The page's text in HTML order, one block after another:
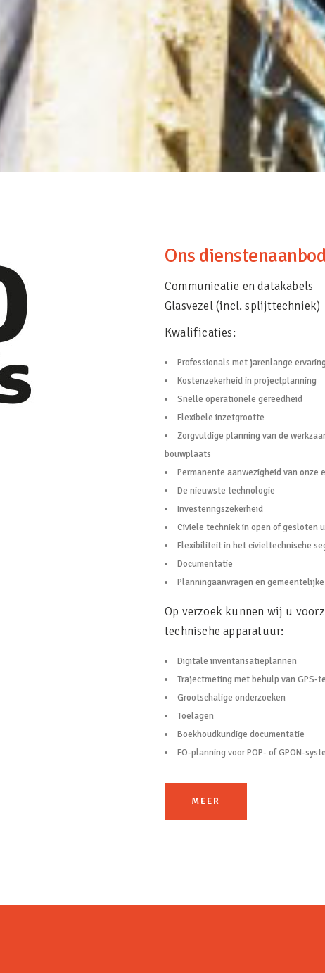
Ons
Communicatie en datakabels
Glasvezel (incl. splijttechniek)
Kwalificaties:
Professionals met jarenlange
Kostenzekerheid in projectplanning
Snelle operationele gereedheid
Flexibele inzetgrootte
Zorgvuldige planning van de
bouwplaats
Permanente aanwezigheid van onze
De nieuwste technologie
Investeringszekerheid
Civiele techniek in open of gesloten
Flexibiliteit in het civieltechnische
Documentatie
Planningaanvragen en
Op verzoek kunnen wij u
technische apparatuur:
Digitale inventarisatieplannen
Trajectmeting met behulp van GPS-
Grootschalige onderzoeken
Toelagen
Boekhoudkundige documentatie
FO-planning voor POP- of GPON-
MEER